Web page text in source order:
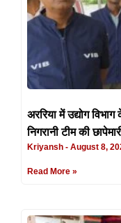
अररिया में उद्योग
निगरानी टीम की
Kriyansh August 8,
Read More »